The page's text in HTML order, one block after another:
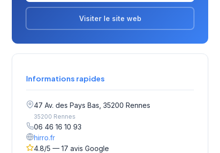
Visiter le site web
Informations rapides
47 Av. des Pays Bas, 35200 Rennes
35200 Rennes
06 46 16 10 93
hirro.fr
4.8/5 — 17 avis Google